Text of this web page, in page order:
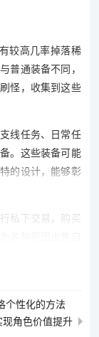
较高几率掉落稀
普通装备不同，
怪，收集到这些
线任务、日常任
。这些装备可能
的设计，能够彰
私下交易，购买
个快捷途径，但
个性化的方法
角色价值提升